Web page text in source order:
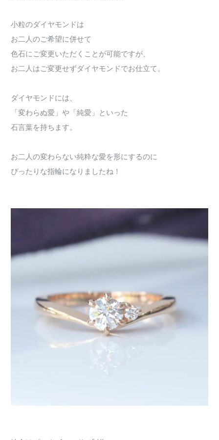
小粒のダイヤモンドは
お二人のご希望に併せて
色石にご変更いただくことが可能ですが、
お二人はご変更せずダイヤモンドでお仕立て。
ダイヤモンドには、
「変わらぬ愛」や「純愛」といった
石言葉を持ちます。
お二人の変わらない純粋な愛を形にするのに
ぴったりな指輪になりましたね！